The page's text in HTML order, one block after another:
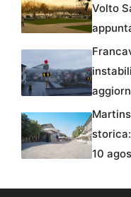
Volto
10